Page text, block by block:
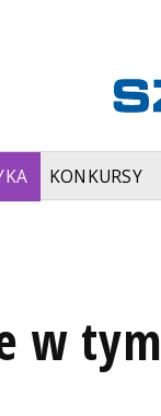
KONKURSY
w tym